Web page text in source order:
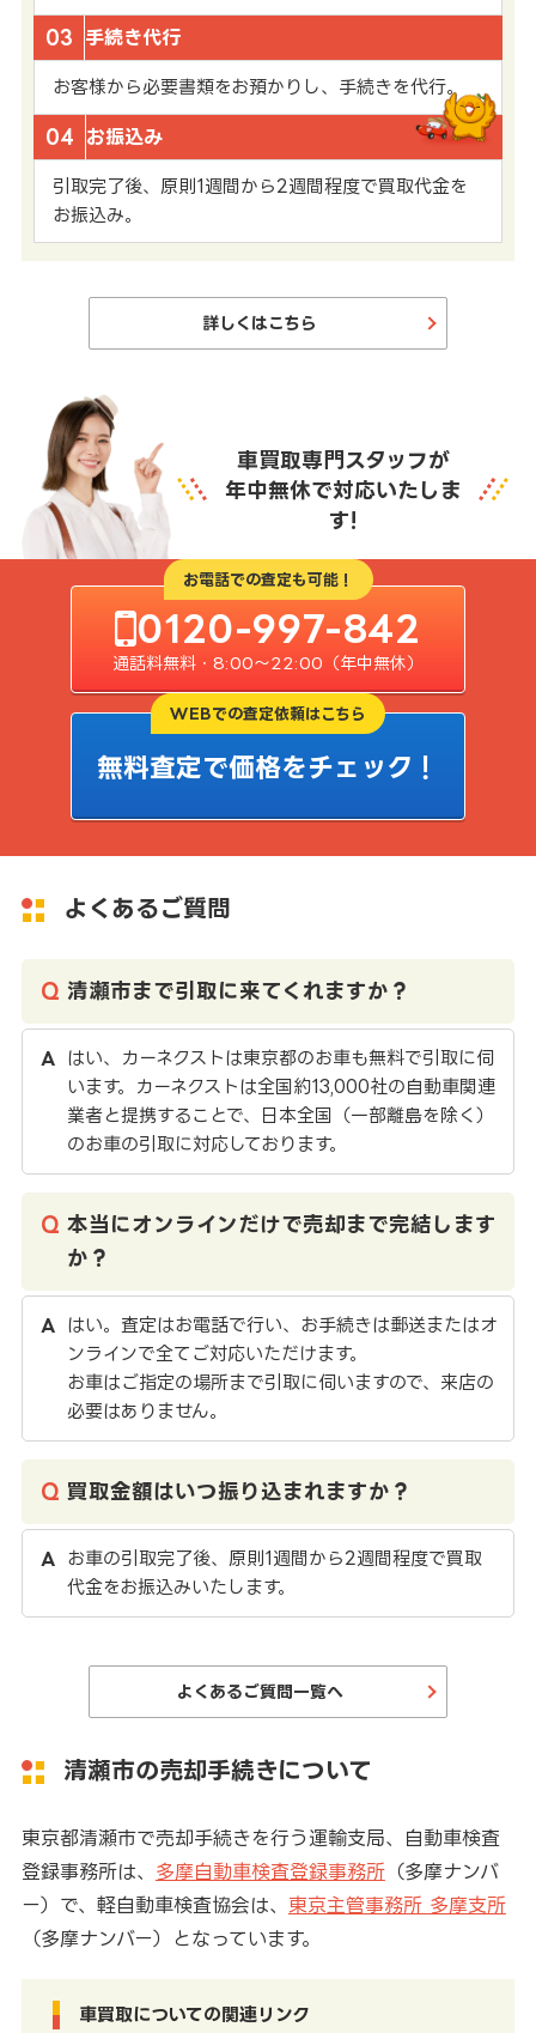
03 手続き代行
お客様から必要書類をお預かりし、手続きを代行。
04 お振込み
引取完了後、原則1週間から2週間程度で買取代金を
お振込み。
詳しくはこちら
車買取専門スタッフが
年中無休で対応いたしま
す!
お電話での査定も可能！
0120-997-842
通話料無料・8:00〜22:00（年中無休）
WEBでの査定依頼はこちら
無料査定で価格をチェック！
よくあるご質問
清瀬市まで引取に来てくれますか？
はい、カーネクストは東京都のお車も無料で引取に伺
います。カーネクストは全国約13,000社の自動車関連
業者と提携することで、日本全国（一部離島を除く）
のお車の引取に対応しております。
本当にオンラインだけで売却まで完結します
か？
はい。査定はお電話で行い、お手続きは郵送またはオ
ンラインで全てご対応いただけます。
お車はご指定の場所まで引取に伺いますので、来店の
必要はありません。
買取金額はいつ振り込まれますか？
お車の引取完了後、原則1週間から2週間程度で買取
代金をお振込みいたします。
よくあるご質問一覧へ
清瀬市の売却手続きについて
東京都清瀬市で売却手続きを行う運輸支局、自動車検査
登録事務所は、 多摩自動車検査登録事務所（多摩ナンバ
ー）で、軽自動車検査協会は、 東京主管事務所 多摩支所
（多摩ナンバー）となっています。
車買取についての関連リンク